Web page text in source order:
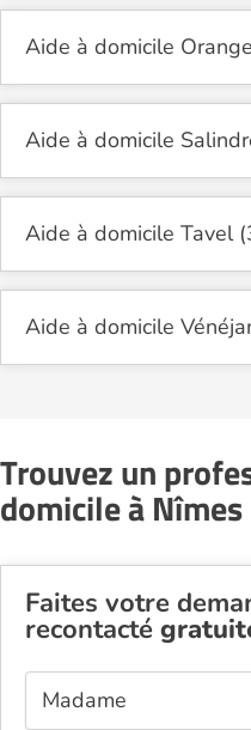
Aide à domicile
Aide à domicile
Aide à domicile Tavel
Aide à domicile
Trouvez un
domicile à
Faites votre
recontacté